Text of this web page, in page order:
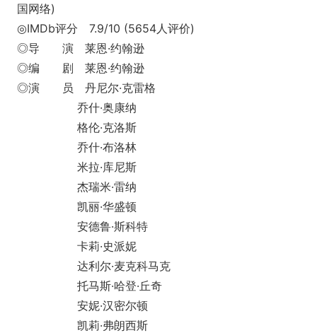
国网络)
◎IMDb评分 7.9/10 (5654人评价)
◎导 演 莱恩·约翰逊
◎编 剧 莱恩·约翰逊
◎演 员 丹尼尔·克雷格
乔什·奥康纳
格伦·克洛斯
乔什·布洛林
米拉·库尼斯
杰瑞米·雷纳
凯丽·华盛顿
安德鲁·斯科特
卡莉·史派妮
达利尔·麦克科马克
托马斯·哈登·丘奇
安妮·汉密尔顿
凯莉·弗朗西斯